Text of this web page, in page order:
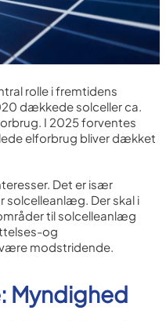
rolle i fremtidens
dækkede solceller ca.
I 2025 forventes
elforbrug bliver dækket
Det er især
Der skal i
til solcelleanlæg
og
modstridende.
Myndighed